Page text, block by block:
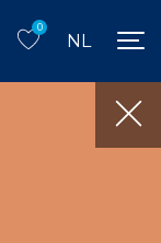
0
NL